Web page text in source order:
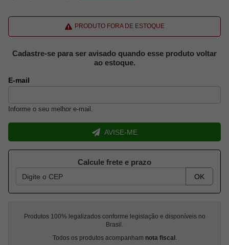
PRODUTO FORA DE ESTOQUE
Cadastre-se para ser avisado quando esse produto voltar
ao estoque.
E-mail
Informe o seu melhor e-mail.
AVISE-ME
Calcule frete e prazo
OK
Produtos 100% legalizados conforme legislação e disponíveis no
Brasil.
Todos os produtos acompanham nota fiscal .